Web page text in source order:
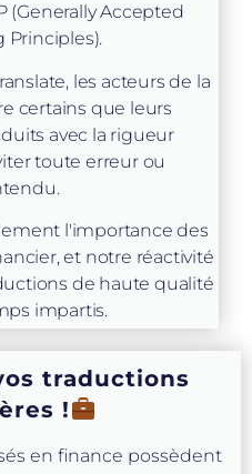
(Generally Accepted
Principles).
les acteurs de la
certains que leurs
avec la rigueur
toute erreur ou
l'importance des
et notre réactivité
de haute qualité
impartis.
traductions
!
en finance possèdent